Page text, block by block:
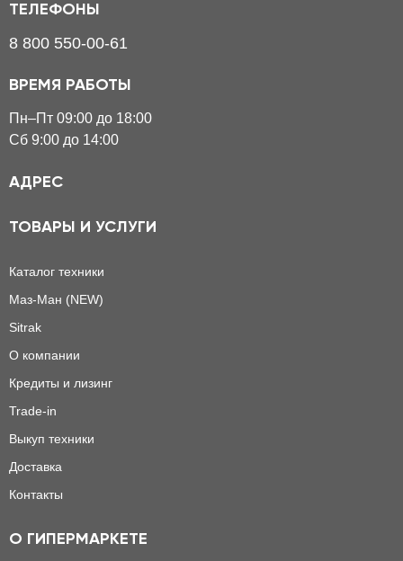
ТЕЛЕФОНЫ
8 800 550-00-61
ВРЕМЯ РАБОТЫ
Пн–Пт 09:00 до 18:00
Сб 9:00 до 14:00
АДРЕС
ТОВАРЫ И УСЛУГИ
Каталог техники
Маз-Ман (NEW)
Sitrak
О компании
Кредиты и лизинг
Trade-in
Выкуп техники
Доставка
Контакты
О ГИПЕРМАРКЕТЕ